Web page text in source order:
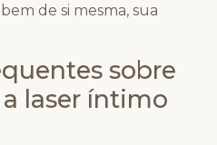
de si mesma, sua
sobre
laser íntimo